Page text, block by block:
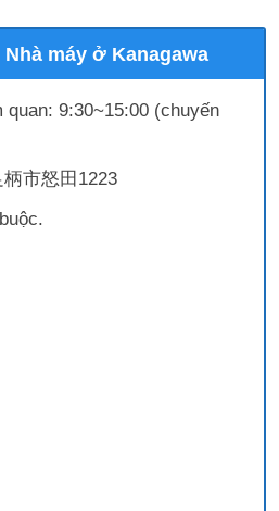
máy ở Kanagawa
9:30~15:00 (chuyến
市怒田1223